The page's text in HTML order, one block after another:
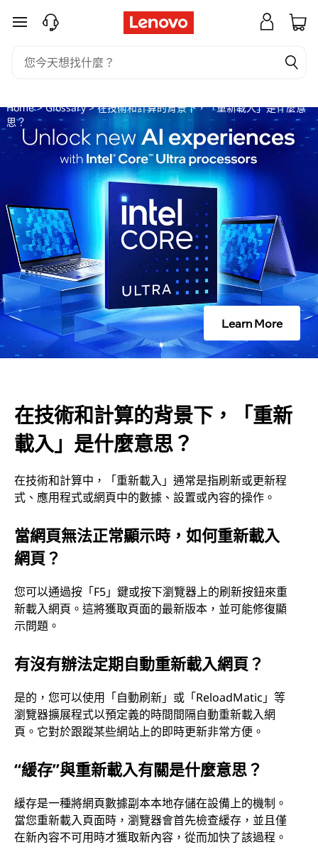
在
和
計
的
背
景
下
，
重
新
載
入
」
是
什
麼
意
思
？
跳至主要內容
Home>Glossary> 在技術和計算的背景下，「重新載入」是什麼意
思？
Learn More
在技術和計算的背景下，「重新
載入」是什麼意思？
在技術和計算中，「重新載入」通常是指刷新或更新程
式、應用程式或網頁中的數據、設置或內容的操作。
當網頁無法正常顯示時，如何重新載入
網頁？
您可以通過按「F5」鍵或按下瀏覽器上的刷新按鈕來重
新載入網頁。這將獲取頁面的最新版本，並可能修復顯
示問題。
有沒有辦法定期自動重新載入網頁？
是的，您可以使用「自動刷新」或「ReloadMatic」等
瀏覽器擴展程式以預定義的時間間隔自動重新載入網
頁。它對於跟蹤某些網站上的即時更新非常方便。
“緩存”與重新載入有關是什麼意思？
緩存是一種將網頁數據副本本地存儲在設備上的機制。
當您重新載入頁面時，瀏覽器會首先檢查緩存，並且僅
在新內容不可用時才獲取新內容，從而加快了該過程。